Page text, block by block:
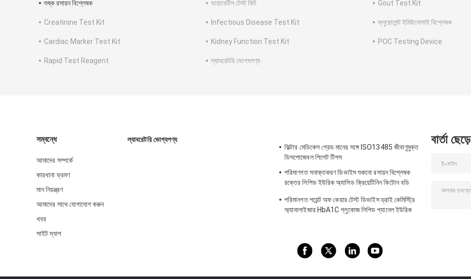
শুষ্ক রসায়ন বিশ্লেষক ডায়াবেটিস টেস্ট কিট Gout Test Kit
Creatinine Test Kit Infectious Disease Test Kit ফ্লুরোসেন্ট ইমিউনোসাই বিশ্লেষক
Cardiac Marker Test Kit Kidney Function Test Kit POC Testing Device
Rapid Test Reagent ল্যাবরেটরি ভোগ্যপণ্য
সম্বন্ধে
আমাদের সম্পর্কে
কারখানা ভ্রমণ
মান নিয়ন্ত্রণ
আমাদের সাথে যোগাযোগ করুন
খবর
সাইট ম্যাপ
ল্যাবরেটরি ভোগ্যপণ্য
ফিল্টার মেডিকেল গ্রেড মানের সঙ্গে ISO13485 জীবাণুমুক্ত
ডিসপোজেবল পিপেট টিপস
পরিমাণগত সনাক্তকরণ ডিভাইস শুকনো রসায়ন বিশ্লেষক
রক্তের লিপিড ইউরিক অ্যাসিড ক্রিয়েটিনিন কিটোন বডি
পরিমানগত পয়েন্ট অফ কেয়ার টেস্ট ডিভাইস ড্রাই কেমিস্ট্রি
অ্যানালাইজার HbA1C গ্লুকোজ লিপিড প্যানেল ইউরিক
বার্তা ছেড়ে